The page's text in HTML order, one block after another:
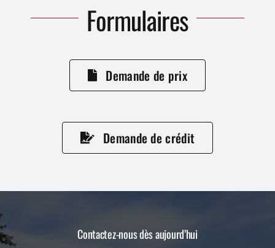
Formulaires
Demande de prix
Demande de crédit
Contactez-nous dès aujourd’hui